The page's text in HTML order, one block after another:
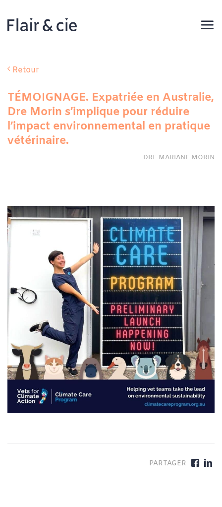
contenu
Retour
TÉMOIGNAGE. Expatriée en Australie,
Dre Morin s’implique pour réduire
l’impact environnemental en pratique
vétérinaire.
DRE MARIANE MORIN